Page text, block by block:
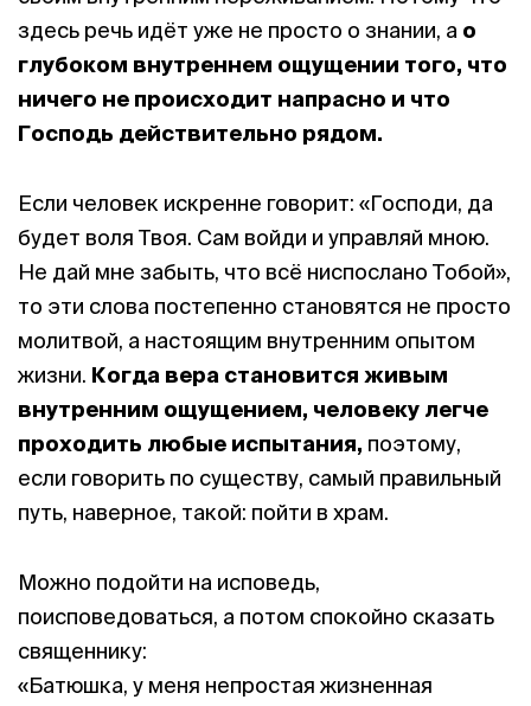
здесь речь идёт уже не просто о знании, а о
глубоком внутреннем ощущении того, что
ничего не происходит напрасно и что
Господь действительно рядом.
Если человек искренне говорит: «Господи, да
будет воля Твоя. Сам войди и управляй мною.
Не дай мне забыть, что всё ниспослано Тобой»,
то эти слова постепенно становятся не просто
молитвой, а настоящим внутренним опытом
жизни. Когда вера становится живым
внутренним ощущением, человеку легче
проходить любые испытания, поэтому,
если говорить по существу, самый правильный
путь, наверное, такой: пойти в храм.
Можно подойти на исповедь,
поисповедоваться, а потом спокойно сказать
священнику:
«Батюшка, у меня непростая жизненная